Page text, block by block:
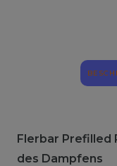
Flerbar Prefilled
des Dampfens